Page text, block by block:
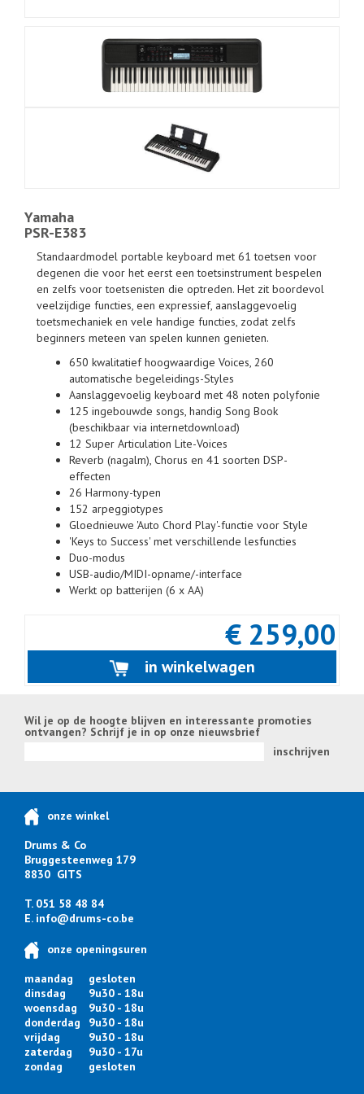
Yamaha
PSR-E383
Standaardmodel portable keyboard met 61 toetsen voor
degenen die voor het eerst een toetsinstrument bespelen
en zelfs voor toetsenisten die optreden. Het zit boordevol
veelzijdige functies, een expressief, aanslaggevoelig
toetsmechaniek en vele handige functies, zodat zelfs
beginners meteen van spelen kunnen genieten.
650 kwalitatief hoogwaardige Voices, 260
automatische begeleidings-Styles
Aanslaggevoelig keyboard met 48 noten polyfonie
125 ingebouwde songs, handig Song Book
(beschikbaar via internetdownload)
12 Super Articulation Lite-Voices
Reverb (nagalm), Chorus en 41 soorten DSP-
effecten
26 Harmony-typen
152 arpeggiotypes
Gloednieuwe 'Auto Chord Play'-functie voor Style
'Keys to Success' met verschillende lesfuncties
Duo-modus
USB-audio/MIDI-opname/-interface
Werkt op batterijen (6 x AA)
€ 259,00
in winkelwagen
Wil je op de hoogte blijven en interessante promoties
ontvangen? Schrijf je in op onze nieuwsbrief
inschrijven
onze winkel
Drums & Co
Bruggesteenweg 179
8830 GITS
T. 051 58 48 84
E. info@drums-co.be
onze openingsuren
maandag
gesloten
dinsdag
9u30 - 18u
woensdag
9u30 - 18u
donderdag
9u30 - 18u
vrijdag
9u30 - 18u
zaterdag
9u30 - 17u
zondag
gesloten